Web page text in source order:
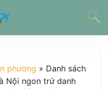
phương » Danh sách
Nội ngon trứ danh